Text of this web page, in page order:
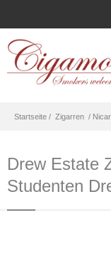
Startseite / Zigarren /
Drew Estate
Studenten